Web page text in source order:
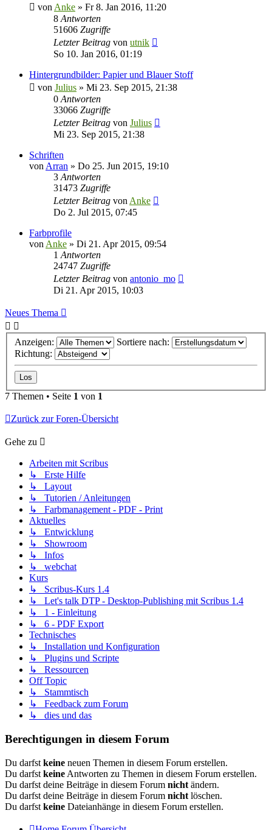
von Anke » Fr 8. Jan 2016, 11:20
8 Antworten
51606 Zugriffe
Letzter Beitrag von utnik
So 10. Jan 2016, 01:19
Hintergrundbilder: Papier und Blauer Stoff
von Julius » Mi 23. Sep 2015, 21:38
0 Antworten
33066 Zugriffe
Letzter Beitrag von Julius
Mi 23. Sep 2015, 21:38
Schriften
von Arran » Do 25. Jun 2015, 19:10
3 Antworten
31473 Zugriffe
Letzter Beitrag von Anke
Do 2. Jul 2015, 07:45
Farbprofile
von Anke » Di 21. Apr 2015, 09:54
1 Antworten
24747 Zugriffe
Letzter Beitrag von antonio_mo
Di 21. Apr 2015, 10:03
Neues Thema
Anzeigen:
Sortiere nach:
Richtung:
7 Themen • Seite 1 von 1
Zurück zur Foren-Übersicht
Gehe zu
Arbeiten mit Scribus
↳ Erste Hilfe
↳ Layout
↳ Tutorien / Anleitungen
↳ Farbmanagement - PDF - Print
Aktuelles
↳ Entwicklung
↳ Showroom
↳ Infos
↳ webchat
Kurs
↳ Scribus-Kurs 1.4
↳ Let's talk DTP - Desktop-Publishing mit Scribus 1.4
↳ 1 - Einleitung
↳ 6 - PDF Export
Technisches
↳ Installation und Konfiguration
↳ Plugins und Scripte
↳ Ressourcen
Off Topic
↳ Stammtisch
↳ Feedback zum Forum
↳ dies und das
Berechtigungen in diesem Forum
Du darfst keine neuen Themen in diesem Forum erstellen.
Du darfst keine Antworten zu Themen in diesem Forum erstellen.
Du darfst deine Beiträge in diesem Forum nicht ändern.
Du darfst deine Beiträge in diesem Forum nicht löschen.
Du darfst keine Dateianhänge in diesem Forum erstellen.